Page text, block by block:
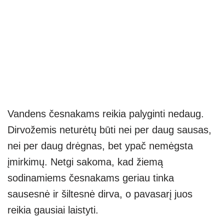
Vandens česnakams reikia palyginti nedaug.
Dirvožemis neturėtų būti nei per daug sausas,
nei per daug drėgnas, bet ypač nemėgsta
įmirkimų. Netgi sakoma, kad žiemą
sodinamiems česnakams geriau tinka
sausesnė ir šiltesnė dirva, o pavasarį juos
reikia gausiai laistyti.